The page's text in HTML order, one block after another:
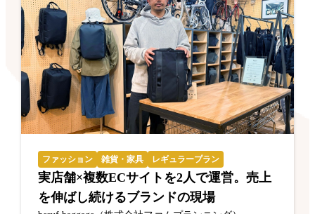
ファッション 雑貨・家具 レギュラープラン
実店舗×複数ECサイトを2人で運営。売上
を伸ばし続けるブランドの現場